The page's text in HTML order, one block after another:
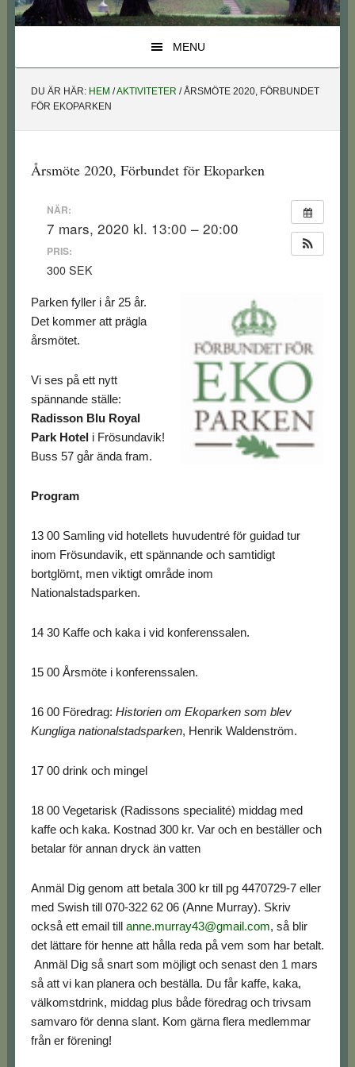
MENU
DU ÄR HÄR: HEM /AKTIVITETER /ÅRSMÖTE 2020, FÖRBUNDET
FÖR EKOPARKEN
Årsmöte 2020, Förbundet för Ekoparken
NÄR:
7 mars, 2020 kl. 13:00 – 20:00
PRIS:
300 SEK
Parken fyller i år 25 år.
Det kommer att prägla
årsmötet.
Vi ses på ett nytt
spännande ställe:
Radisson Blu Royal
Park Hotel i Frösundavik!
Buss 57 går ända fram.
Program
13 00 Samling vid hotellets huvudentré för guidad tur
inom Frösundavik, ett spännande och samtidigt
bortglömt, men viktigt område inom
Nationalstadsparken.
14 30 Kaffe och kaka i vid konferenssalen.
15 00 Årsmöte i konferenssalen.
16 00 Föredrag: Historien om Ekoparken som blev
Kungliga nationalstadsparken, Henrik Waldenström.
17 00 drink och mingel
18 00 Vegetarisk (Radissons specialité) middag med
kaffe och kaka. Kostnad 300 kr. Var och en beställer och
betalar för annan dryck än vatten
Anmäl Dig genom att betala 300 kr till pg 4470729-7 eller
med Swish till 070-322 62 06 (Anne Murray). Skriv
också ett email till anne.murray43@gmail.com, så blir
det lättare för henne att hålla reda på vem som har betalt.
Anmäl Dig så snart som möjligt och senast den 1 mars
så att vi kan planera och beställa. Du får kaffe, kaka,
välkomstdrink, middag plus både föredrag och trivsam
samvaro för denna slant. Kom gärna flera medlemmar
från er förening!